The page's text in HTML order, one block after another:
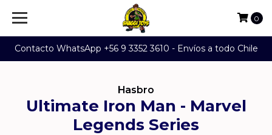
Contacto WhatsApp +56 9 3352 3610 - Envíos a todo Chile
0
Hasbro
Ultimate Iron Man - Marvel
Legends Series